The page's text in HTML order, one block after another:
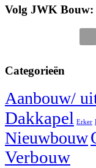
Volg JWK Bouw:
Categorieën
Aanbouw/
Dakkapel Erker
Nieuwbouw
Verbouw